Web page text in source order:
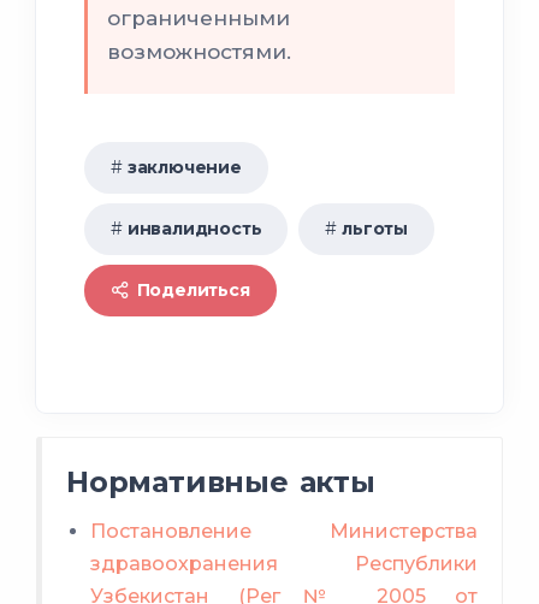
ограниченными
возможностями.
заключение
инвалидность льготы
Поделиться
Нормативные акты
Постановление Министерства
здравоохранения Республики
Узбекистан (Рег№ 2005 от